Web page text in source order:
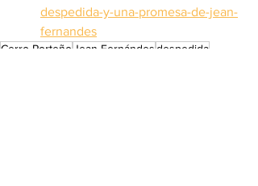
despedida-y-una-promesa-de-jean-
fernandes
Cerro Porteño Jean Fernándes despedida